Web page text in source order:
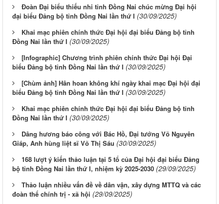
Đoàn Đại biểu thiếu nhi tỉnh Đồng Nai chúc mừng Đại hội
đại biểu Đảng bộ tỉnh Đồng Nai lần thứ I (30/09/2025)
Khai mạc phiên chính thức Đại hội đại biểu Đảng bộ tỉnh
Đồng Nai lần thứ I (30/09/2025)
[Infographic] Chương trình phiên chính thức Đại hội Đại
biểu Đảng bộ tỉnh Đồng Nai lần thứ I (30/09/2025)
[Chùm ảnh] Hân hoan không khí ngày khai mạc Đại hội đại
biểu Đảng bộ tỉnh Đồng Nai lần thứ I (30/09/2025)
Khai mạc phiên chính thức Đại hội đại biểu Đảng bộ tỉnh
Đồng Nai lần thứ I (30/09/2025)
Dâng hương báo công với Bác Hồ, Đại tướng Võ Nguyên
Giáp, Anh hùng liệt sĩ Võ Thị Sáu (30/09/2025)
168 lượt ý kiến thảo luận tại 5 tổ của Đại hội đại biểu Đảng
bộ tỉnh Đồng Nai lần thứ I, nhiệm kỳ 2025-2030 (29/09/2025)
Thảo luận nhiều vấn đề về dân vận, xây dựng MTTQ và các
đoàn thể chính trị - xã hội (29/09/2025)